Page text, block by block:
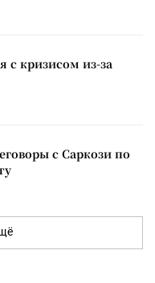
с кризисом из-за
с Саркози по